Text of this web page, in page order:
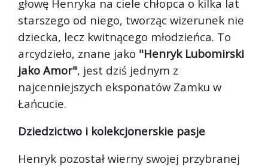
głowę Henryka na ciele chłopca o kilka lat
starszego od niego, tworząc wizerunek nie
dziecka, lecz kwitnącego młodzieńca. To
arcydzieło, znane jako "Henryk Lubomirski
jako Amor", jest dziś jednym z
najcenniejszych eksponatów Zamku w
Łańcucie.
Dziedzictwo i kolekcjonerskie pasje
Henryk pozostał wierny swojej przybranej